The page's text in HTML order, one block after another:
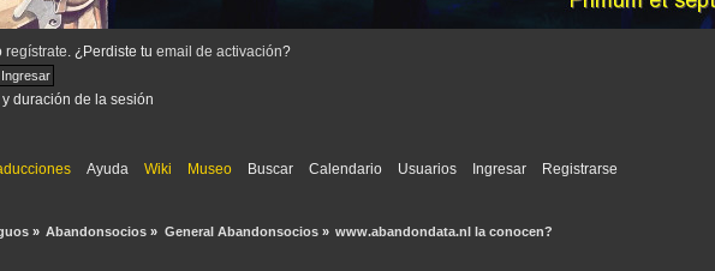
regístrate . ¿Perdiste tu email de activación?
duración de la sesión
Ayuda Wiki Museo Buscar Calendario Usuarios Ingresar Registrarse
» Abandonsocios » General Abandonsocios» www.abandondata.nl la conocen?